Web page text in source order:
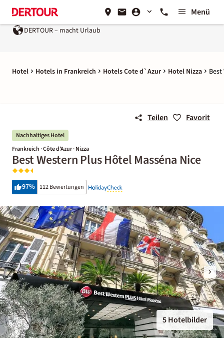
Menü
DERTOUR – macht Urlaub
Hotel Hotels in Frankreich Hotels Cote d`Azur Hotel Nizza
Teilen Favorit
Nachhaltiges Hotel
Frankreich · Côte d'Azur · Nizza
Best Western Plus Hôtel Masséna Nice
97% 112 Bewertungen
5 Hotelbilder